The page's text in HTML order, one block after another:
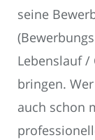
seine
Lebenslauf /
bringen.
auch schon